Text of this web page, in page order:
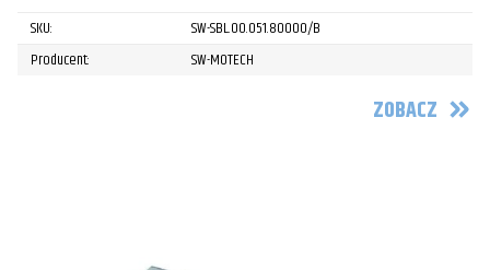
SKU:
SW-SBL.00.051.80000/B
Producent:
SW-MOTECH
ZOBACZ